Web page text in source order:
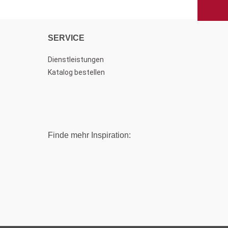
SERVICE
Dienstleistungen
Katalog bestellen
Finde mehr Inspiration: